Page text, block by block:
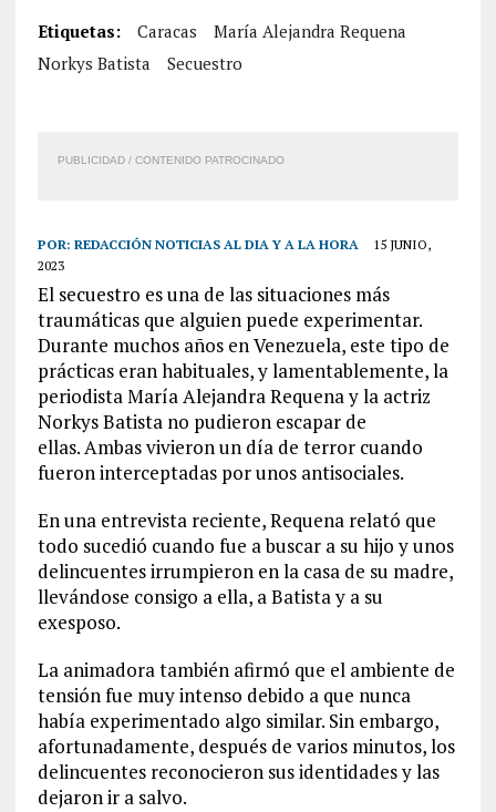
Etiquetas: Caracas
María Alejandra Requena
Norkys Batista
Secuestro
PUBLICIDAD / CONTENIDO PATROCINADO
POR: REDACCIÓN NOTICIAS AL DIA Y A LA HORA
15 JUNIO,
2023
El secuestro es una de las situaciones más
traumáticas que alguien puede experimentar.
Durante muchos años en Venezuela, este tipo de
prácticas eran habituales, y lamentablemente, la
periodista María Alejandra Requena y la actriz
Norkys Batista no pudieron escapar de
ellas. Ambas vivieron un día de terror cuando
fueron interceptadas por unos antisociales.
En una entrevista reciente, Requena relató que
todo sucedió cuando fue a buscar a su hijo y unos
delincuentes irrumpieron en la casa de su madre,
llevándose consigo a ella, a Batista y a su
exesposo.
La animadora también afirmó que el ambiente de
tensión fue muy intenso debido a que nunca
había experimentado algo similar. Sin embargo,
afortunadamente, después de varios minutos, los
delincuentes reconocieron sus identidades y las
dejaron ir a salvo.